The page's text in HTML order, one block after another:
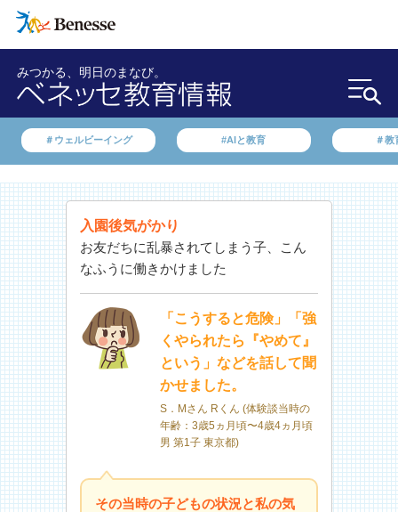
みつかる、明日のまなび。
＃ウェルビーイング #AIと教育 ＃教
入園後気がかり
お友だちに乱暴されてしまう子、こん
なふうに働きかけました
「こうすると危険」「強
くやられたら『やめて』
という」などを話して聞
かせました。
S．Mさん Rくん (体験談当時の
年齢：3歳5ヵ月頃〜4歳4ヵ月頃
男 第1子 東京都)
その当時の子どもの状況と私の気